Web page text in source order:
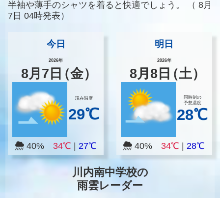
半袖や薄手のシャツを着ると快適でしょう。
（ 8月
7日 04時発表）
今日
2026年
8月 7 日（金）
現在温度
29℃
40% 34℃ 27℃
明日
2026年
8月8 日（土）
同時刻の
予想温度
28℃
40% 34℃ |28℃
川内南中学校の
雨雲レーダー